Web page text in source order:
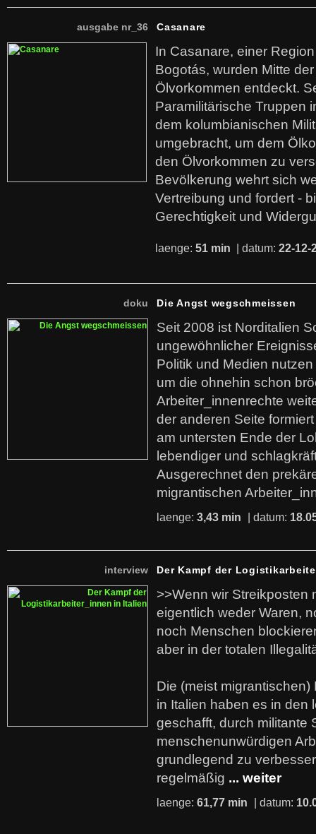
ausgabe nr_36 Casanare
In Casanare, einer
Bogotás, wurden Mitte
Ölvorkommen entdeckt.
Paramilitärische Truppen
dem kolumbianischen
umgebracht, um dem
den Ölvorkommen zu
Bevölkerung wehrt sich
Vertreibung und fordert -
Gerechtigkeit und
laenge: 51 min | datum: 22-12-
doku Die Angst wegschmeissen
Seit 2008 ist Norditalien
ungewöhnlicher
Politik und Medien
um die ohnehin schon
Arbeiter_innenrechte
der anderen Seite
am untersten Ende der
lebendiger und
Ausgerechnet den
migrantischen
laenge: 3,43 min | datum:
interview Der Kampf der
>>Wenn wir Streikposten
eigentlich weder Waren,
noch Menschen
aber in der totalen
Die (meist
in Italien haben es in den
geschafft, durch militante
menschenunwürdigen
grundlegend zu
regelmäßig ... weiter
laenge: 61,77 min | datum: